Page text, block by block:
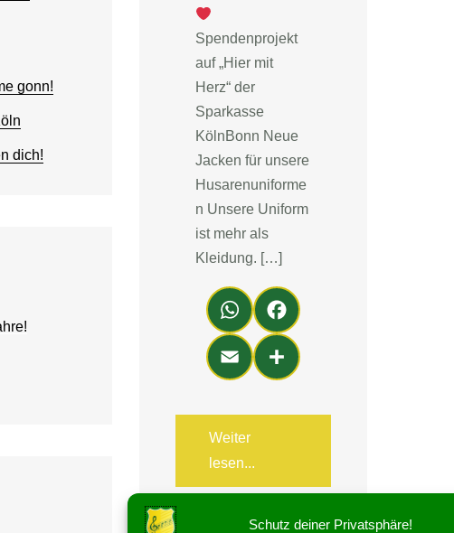
Schutz deiner Privatsphäre!
Spendenprojekt
auf „Hier mit
Herz“ der
Sparkasse
KölnBonn Neue
Jacken für unsere
Husarenuniforme
n Unsere Uniform
ist mehr als
Kleidung. […]
Wh
ats
Ap
p
Fa
ce
bo
ok
Em
ail
Teil
en
Weiter
lesen...
gonn!
dich!